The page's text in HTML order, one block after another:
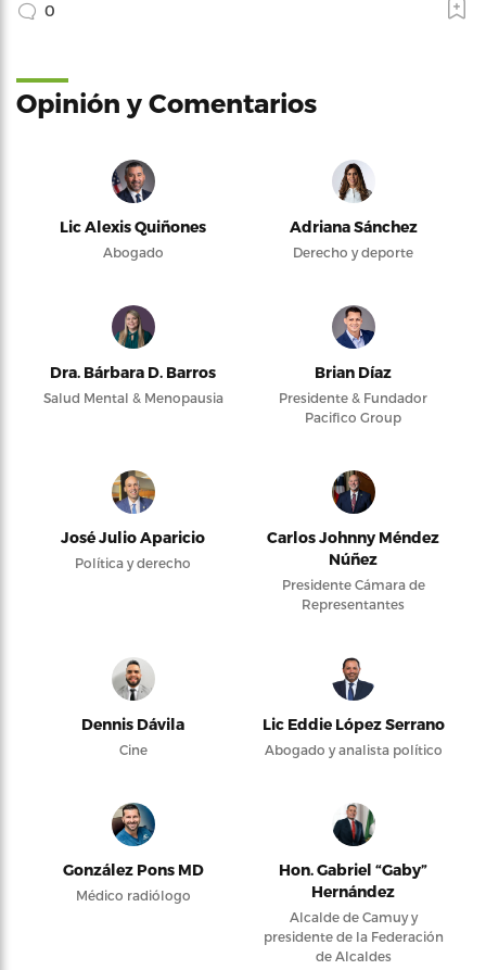
0
Opinión y Comentarios
Lic Alexis Quiñones
Abogado
Adriana Sánchez
Derecho y deporte
Dra. Bárbara D. Barros
Salud Mental & Menopausia
Brian Díaz
Presidente & Fundador
Pacifico Group
José Julio Aparicio
Política y derecho
Carlos Johnny Méndez
Núñez
Presidente Cámara de
Representantes
Dennis Dávila
Cine
Lic Eddie López Serrano
Abogado y analista político
González Pons MD
Médico radiólogo
Hon. Gabriel “Gaby”
Hernández
Alcalde de Camuy y
presidente de la Federación
de Alcaldes